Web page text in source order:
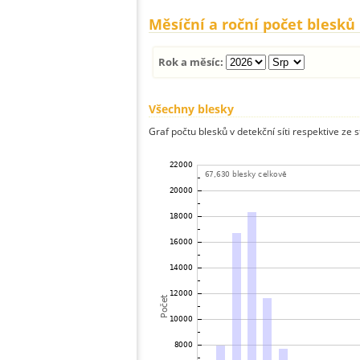
Měsíční a roční počet blesků
Rok a měsíc:
Všechny blesky
Graf počtu blesků v detekční síti respektive ze